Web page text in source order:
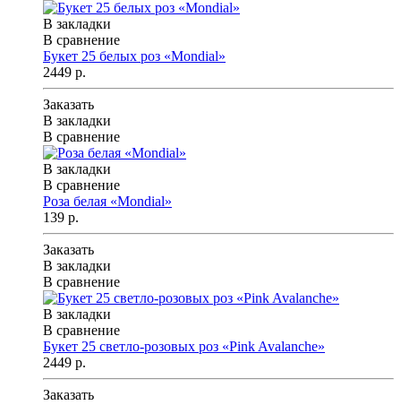
В закладки
В сравнение
Букет 25 белых роз «Mondial»
2449 р.
Заказать
В закладки
В сравнение
В закладки
В сравнение
Роза белая «Mondial»
139 р.
Заказать
В закладки
В сравнение
В закладки
В сравнение
Букет 25 светло-розовых роз «Pink Avalanche»
2449 р.
Заказать